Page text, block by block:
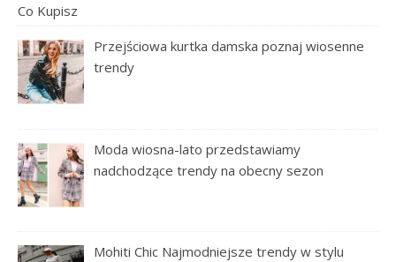
Przejściowa kurtka damska poznaj wiosenne
trendy
Moda wiosna-lato przedstawiamy
nadchodzące trendy na obecny sezon
Mohiti Chic Najmodniejsze trendy w stylu